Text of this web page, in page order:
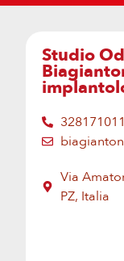
Studio
Via
PZ, Italia